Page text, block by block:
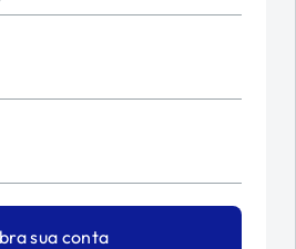
sua conta